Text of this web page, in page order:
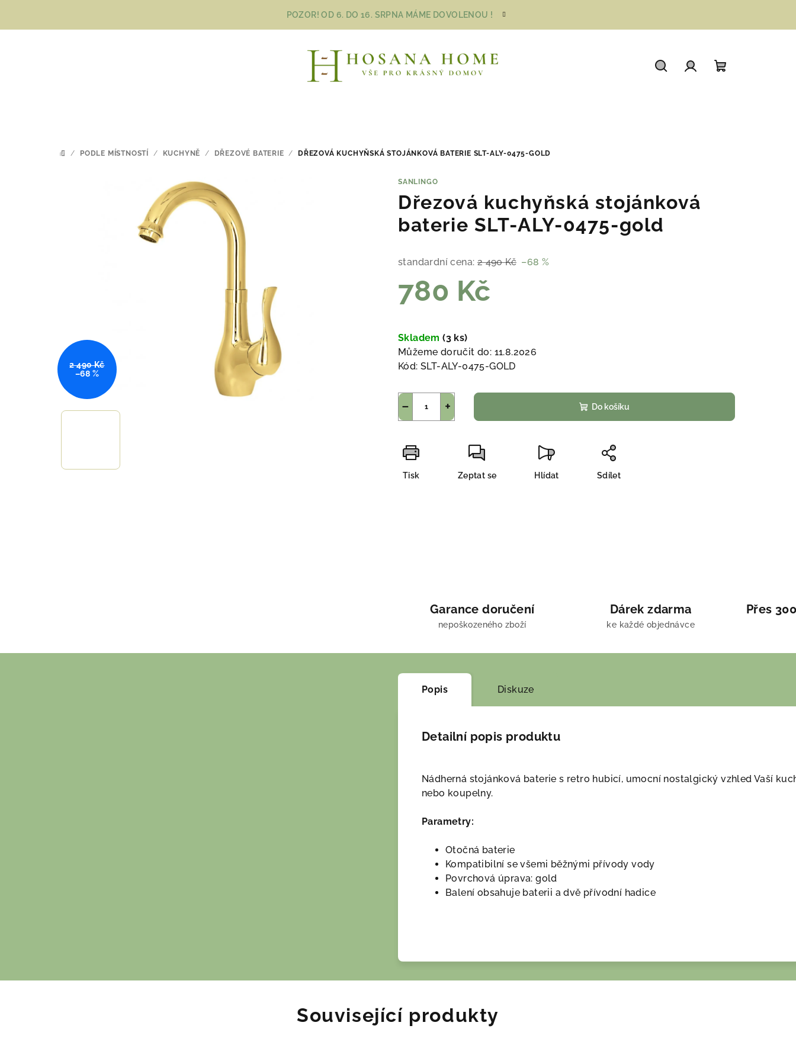
POZOR! OD 6. DO 16. SRPNA MÁME DOVOLENOU !
DOMŮ
/ PODLE MÍSTNOSTÍ / KUCHYNĚ / DŘEZOVÉ BATERIE / DŘEZOVÁ KUCHYŇSKÁ STOJÁNKOVÁ BATERIE SLT-ALY-0475-GOLD
SANLINGO
Dřezová kuchyňská stojánková
baterie SLT-ALY-0475-gold
standardní cena: 2 490 Kč –68 %
780 Kč
cena:
Skladem(3 ks)
Můžeme doručit do: 11.8.2026
Kód: SLT-ALY-0475-GOLD
+
− Do košíku
Tisk Zeptat se Hlídat Sdílet
2 490 Kč
–68 %
Garance doručení
nepoškozeného zboží
Dárek zdarma
ke každé objednávce
Přes
Popis Diskuze
Detailní popis produktu
Nádherná stojánková baterie s retro hubicí, umocní nostalgický vzhled Vaší
nebo koupelny.
Parametry:
Otočná baterie
Kompatibilní se všemi běžnými přívody vody
Povrchová úprava: gold
Balení obsahuje baterii a dvě přívodní hadice
Související produkty